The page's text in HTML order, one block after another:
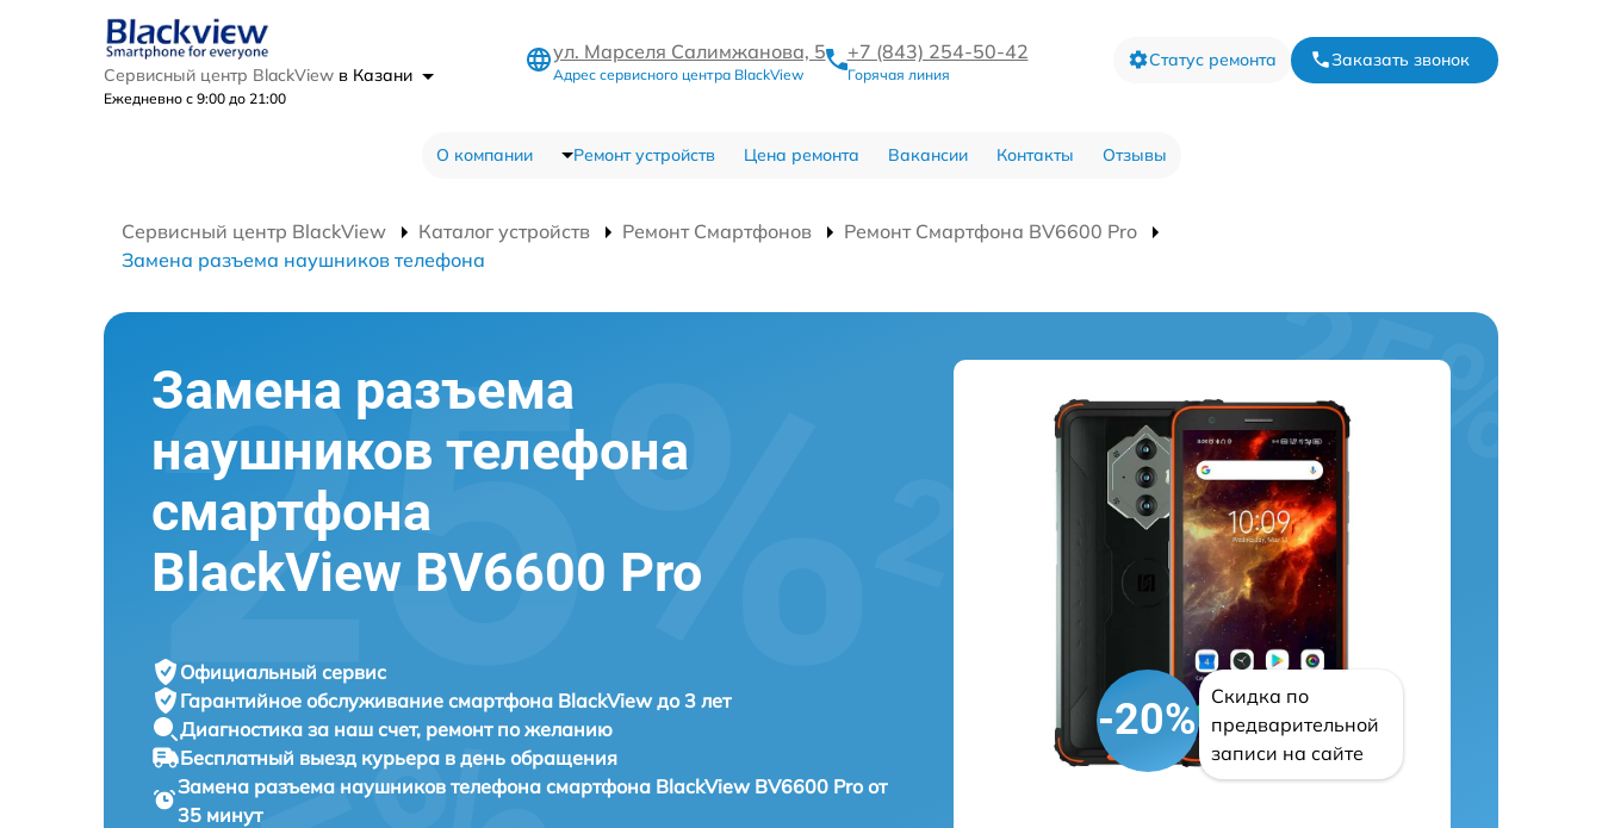
Сервисный центр BlackView в Казани
Ежедневно с 9:00 до 21:00
ул. Марселя Салимжанова, 5
Адрес сервисного центра BlackView
+7 (843) 254-50-42
Горячая линия
Статус ремонта Заказать звонок
О компании Ремонт устройств Цена ремонта Вакансии Контакты Отзывы
Сервисный центр BlackView Каталог устройств Ремонт Смартфонов
Ремонт Смартфона BV6600 Pro
Замена разъема наушников телефона
Замена разъема
наушников телефона
смартфона
BlackView BV6600 Pro
Официальный сервис
Гарантийное обслуживание смартфона BlackView до 3 лет
Диагностика за наш счет, ремонт по желанию
Бесплатный выезд курьера в день обращения
Замена разъема наушников телефона смартфона BlackView BV6600 Pro от
35 минут
-20%
Скидка по
предварительной
записи на сайте